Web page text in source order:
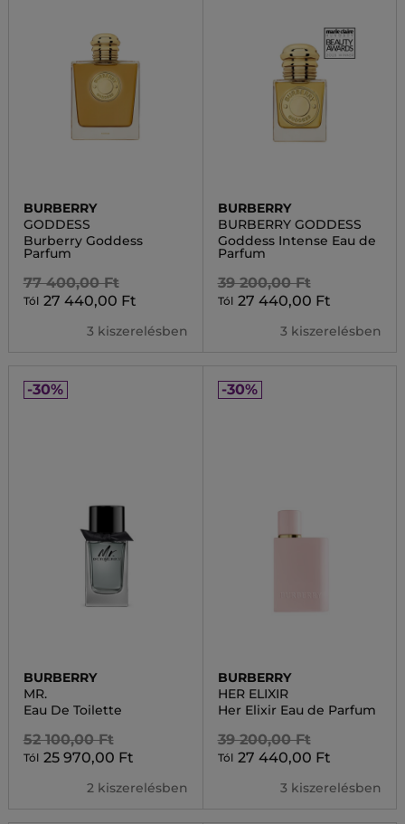
BURBERRY
GODDESS
Burberry Goddess
Parfum
77 400,00 Ft
Tól 27 440,00 Ft
3 kiszerelésben
BURBERRY
BURBERRY GODDESS
Goddess Intense Eau de
Parfum
39 200,00 Ft
Tól 27 440,00 Ft
3 kiszerelésben
-30%
BURBERRY
MR.
Eau De Toilette
52 100,00 Ft
Tól 25 970,00 Ft
2 kiszerelésben
-30%
BURBERRY
HER ELIXIR
Her Elixir Eau de Parfum
39 200,00 Ft
Tól 27 440,00 Ft
3 kiszerelésben